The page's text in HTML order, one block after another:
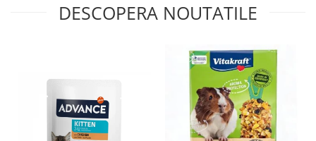
DESCOPERA NOUTATILE